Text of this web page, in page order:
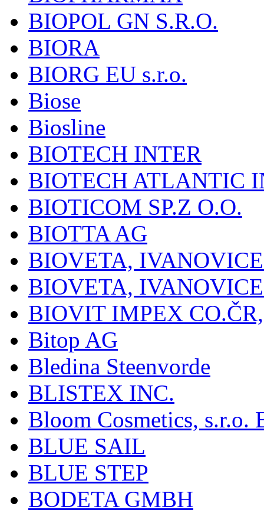
BIOPOL GN S.R.O.
BIORA
BIORG EU s.r.o.
Biose
Biosline
BIOTECH INTER
BIOTECH ATLANTIC
BIOTICOM SP.Z O.O.
BIOTTA AG
BIOVETA,
BIOVETA,
BIOVIT IMPEX
Bitop AG
Bledina Steenvorde
BLISTEX INC.
Bloom Cosmetics, s.r.o.
BLUE SAIL
BLUE STEP
BODETA GMBH